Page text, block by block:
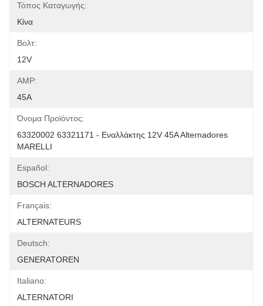
Τόπος Καταγωγής:
Κίνα
Βολτ:
12V
AMP:
45A
Όνομα Προϊόντος:
63320002 63321171 - Εναλλάκτης 12V 45A Alternadores
MARELLI
Español:
BOSCH ALTERNADORES
Français:
ALTERNATEURS
Deutsch:
GENERATOREN
Italiano:
ALTERNATORI